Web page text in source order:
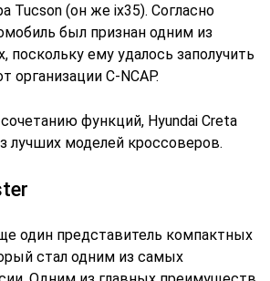
Tucson (он же ix35). Согласно
был признан одним из
поскольку ему удалось заполучить
организации C-NCAP.
функций, Hyundai Creta
лучших моделей кроссоверов.
один представитель компактных
стал одним из самых